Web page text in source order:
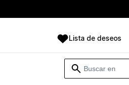
Lista de deseos